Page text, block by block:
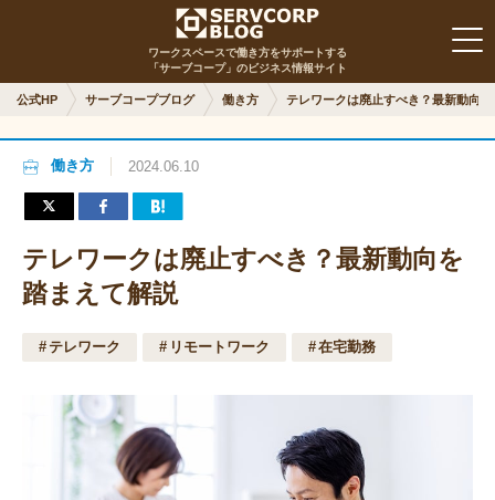
ワークスペースで働き方をサポートする
「サーブコープ」のビジネス情報サイト
公式HP サーブコープブログ 働き方 テレワークは廃止すべき？最新動向
働き方 2024.06.10
テレワークは廃止すべき？最新動向を
踏まえて解説
テレワーク リモートワーク 在宅勤務